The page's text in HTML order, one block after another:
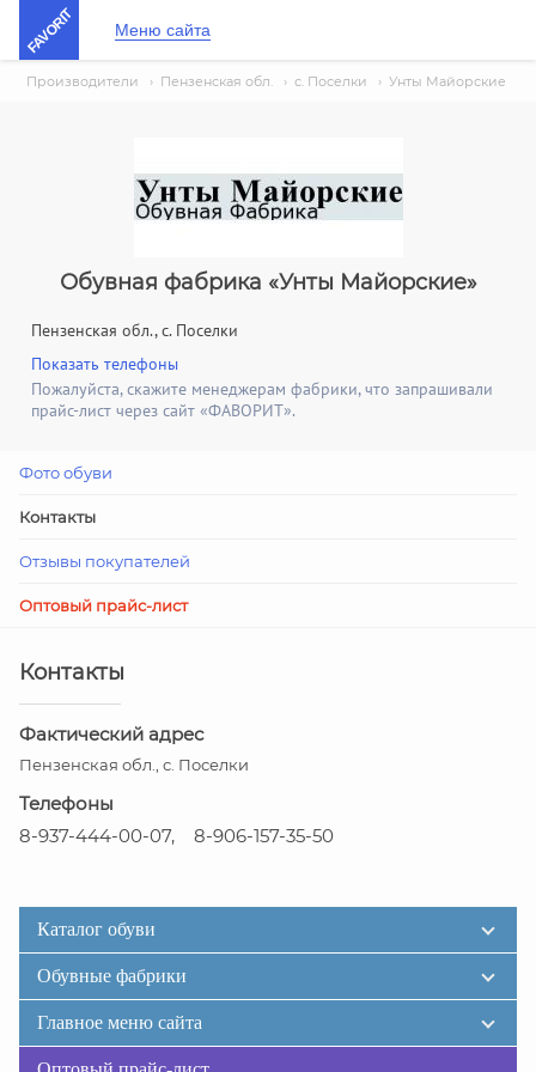
FAVORIT Меню сайта
Производители › Пензенская обл. › с. Поселки › Унты Майорские
Обувная фабрика «Унты Майорские»
Пензенская обл., с. Поселки
Показать телефоны
Пожалуйста, скажите менеджерам фабрики, что запрашивали
прайс-лист через сайт «ФАВОРИТ».
Фото обуви
Контакты
Отзывы покупателей
Оптовый прайс-лист
Контакты
Фактический адрес
Пензенская обл., с. Поселки
Телефоны
8-937-444-00-07, 8-906-157-35-50
Каталог обуви
Обувные фабрики
Главное меню сайта